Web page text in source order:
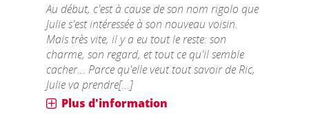
Au début, c'est à cause de son nom rigolo que
Julie s'est intéressée à son nouveau voisin.
Mais très vite, il y a eu tout le reste: son
charme, son regard, et tout ce qu'il semble
cacher... Parce qu'elle veut tout savoir de Ric,
Julie va prendre[...]
Plus d'information